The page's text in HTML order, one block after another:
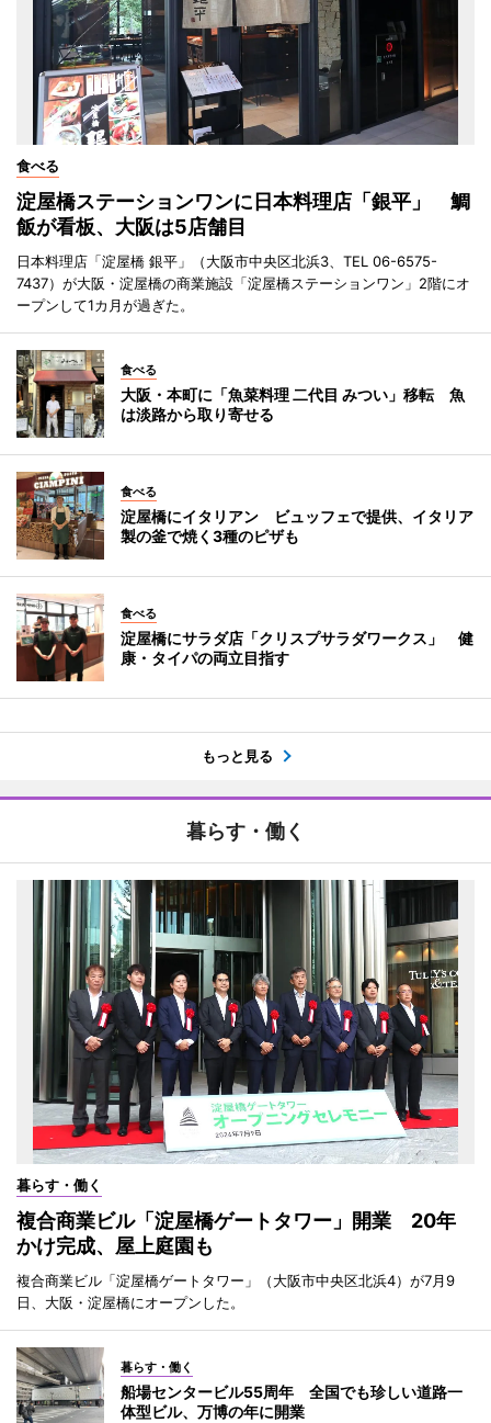
食べる
淀屋橋ステーションワンに日本料理店「銀平」 鯛
飯が看板、大阪は5店舗目
日本料理店「淀屋橋 銀平」（大阪市中央区北浜3、TEL 06-6575-
7437）が大阪・淀屋橋の商業施設「淀屋橋ステーションワン」2階にオ
ープンして1カ月が過ぎた。
食べる
大阪・本町に「魚菜料理 二代目 みつい」移転 魚
は淡路から取り寄せる
食べる
淀屋橋にイタリアン ビュッフェで提供、イタリア
製の釜で焼く3種のピザも
食べる
淀屋橋にサラダ店「クリスプサラダワークス」 健
康・タイパの両立目指す
もっと見る
暮らす・働く
暮らす・働く
複合商業ビル「淀屋橋ゲートタワー」開業 20年
かけ完成、屋上庭園も
複合商業ビル「淀屋橋ゲートタワー」（大阪市中央区北浜4）が7月9
日、大阪・淀屋橋にオープンした。
暮らす・働く
船場センタービル55周年 全国でも珍しい道路一
体型ビル、万博の年に開業